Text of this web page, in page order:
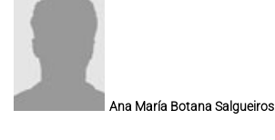
Ana María Botana Salgueiros